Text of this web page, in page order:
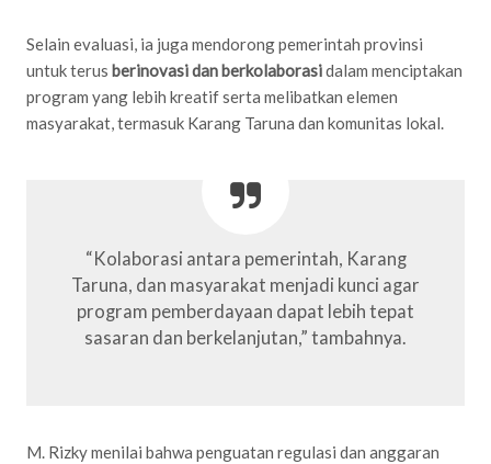
Selain evaluasi, ia juga mendorong pemerintah provinsi
untuk terus berinovasi dan berkolaborasidalam menciptakan
program yang lebih kreatif serta melibatkan elemen
masyarakat, termasuk Karang Taruna dan komunitas lokal.
“Kolaborasi antara pemerintah, Karang
Taruna, dan masyarakat menjadi kunci agar
program pemberdayaan dapat lebih tepat
sasaran dan berkelanjutan,” tambahnya.
M. Rizky menilai bahwa penguatan regulasi dan anggaran